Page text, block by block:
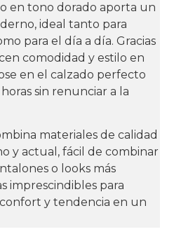
en tono dorado aporta un
ideal tanto para
para el día a día. Gracias
comodidad y estilo en
en el calzado perfecto
sin renunciar a la
materiales de calidad
y actual, fácil de combinar
o looks más
imprescindibles para
y tendencia en un